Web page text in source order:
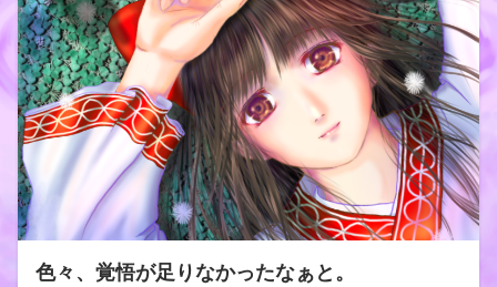
色々、覚悟が足りなかったなぁと。